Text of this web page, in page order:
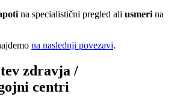
na specialistični pregled ali usmeri na
na naslednji povezavi.
zdravja /
centri